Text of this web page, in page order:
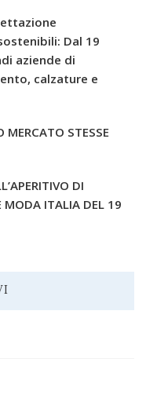
Dal 19
aziende di
calzature e
STESSE
DI
MODA ITALIA DEL 19